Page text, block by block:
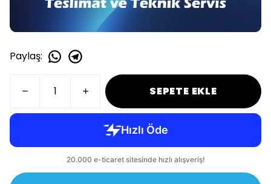
Paylaş:
SEPETE EKLE